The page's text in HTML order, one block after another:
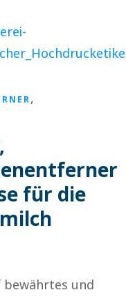
,
für die
und